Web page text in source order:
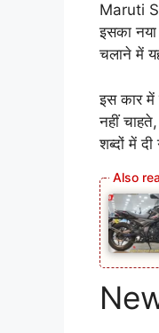
Maruti
इसका
चलाने में
इस कार
नहीं
शब्दों में